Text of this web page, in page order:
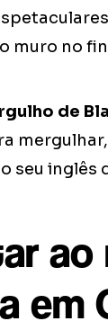
muro no
de
seu inglês
ao
em